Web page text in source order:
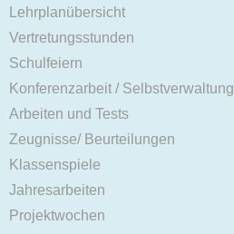
Lehrplanübersicht
Vertretungsstunden
Schulfeiern
Konferenzarbeit / Selbstverwaltung
Arbeiten und Tests
Zeugnisse/ Beurteilungen
Klassenspiele
Jahresarbeiten
Projektwochen